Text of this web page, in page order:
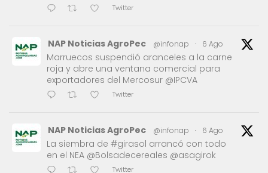
Twitter
NAP Noticias AgroPec @infonap · 6 Ago
Marruecos suspendió aranceles a la carne
roja y abre una ventana comercial para
exportadores del Mercosur @IPCVA
Twitter
NAP Noticias AgroPec @infonap · 6 Ago
La siembra de #girasol arrancó con todo
en el NEA @Bolsadecereales @asagirok
Twitter